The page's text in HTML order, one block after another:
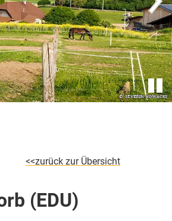
zurück zur Übersicht
(EDU)